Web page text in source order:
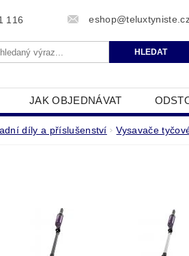
116
JAK OBJEDNÁVAT
ZPRACOVÁNÍ
díly a příslušenství Vysavače